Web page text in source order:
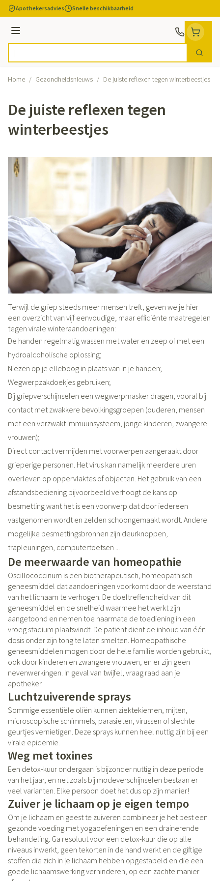
Ga naar de inhoud
Apothekersadvies Snelle beschikbaarheid
Menu
Product, merk, categorie... Zoek
Home / Gezondheidsnieuws / De juiste reflexen tegen winterbeestjes
De juiste reflexen tegen
winterbeestjes
Terwijl de griep steeds meer mensen treft, geven we je hier
een overzicht van vijf eenvoudige, maar efficiënte maatregelen
tegen virale winteraandoeningen:
De handen regelmatig wassen met water en zeep of met een
hydroalcoholische oplossing;
Niezen op je elleboog in plaats van in je handen;
Wegwerpzakdoekjes gebruiken;
Bij griepverschijnselen een wegwerpmasker dragen, vooral bij
contact met zwakkere bevolkingsgroepen (ouderen, mensen
met een verzwakt immuunsysteem, jonge kinderen, zwangere
vrouwen);
Direct contact vermijden met voorwerpen aangeraakt door
grieperige personen. Het virus kan namelijk meerdere uren
overleven op oppervlaktes of objecten. Het gebruik van een
afstandsbediening bijvoorbeeld verhoogt de kans op
besmetting want het is een voorwerp dat door iedereen
vastgenomen wordt en zelden schoongemaakt wordt. Andere
mogelijke besmettingsbronnen zijn deurknoppen,
trapleuningen, computertoetsen ...
De meerwaarde van homeopathie
Oscillococcinum is een biotherapeutisch, homeopathisch
geneesmiddel dat aandoeningen voorkomt door de weerstand
van het lichaam te verhogen. De doeltreffendheid van dit
geneesmiddel en de snelheid waarmee het werkt zijn
aangetoond en nemen toe naarmate de toediening in een
vroeg stadium plaatsvindt. De patiënt dient de inhoud van één
dosis onder zijn tong te laten smelten. Homeopathische
geneesmiddelen mogen door de hele familie worden gebruikt,
ook door kinderen en zwangere vrouwen, en er zijn geen
nevenwerkingen. In geval van twijfel, vraag raad aan je
apotheker.
Luchtzuiverende sprays
Sommige essentiële oliën kunnen ziektekiemen, mijten,
microscopische schimmels, parasieten, virussen of slechte
geurtjes vernietigen. Deze sprays kunnen heel nuttig zijn bij een
virale epidemie.
Weg met toxines
Een detox-kuur ondergaan is bijzonder nuttig in deze periode
van het jaar, en net zoals bij modeverschijnselen bestaan er
veel varianten. Elke persoon doet het dus op zijn manier!
Zuiver je lichaam op je eigen tempo
Om je lichaam en geest te zuiveren combineer je het best een
gezonde voeding met yogaoefeningen en een drainerende
behandeling. Ga resoluut voor een detox-kuur die op alle
niveaus inwerkt, geen tekorten in de hand werkt en de giftige
stoffen die zich in je lichaam hebben opgestapeld en die een
goede lichaamswerking verhinderen, op een zachte manier